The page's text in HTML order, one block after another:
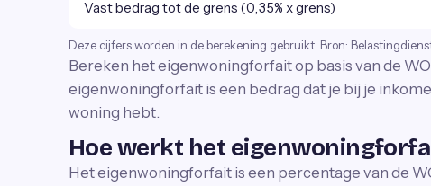
Vast bedrag tot de grens (0,35% x grens)
Deze cijfers worden in de berekening gebruikt. Bron:
Bereken het eigenwoningforfait op basis van de
eigenwoningforfait is een bedrag dat je bij je
woning hebt.
Hoe werkt het
Het eigenwoningforfait is een percentage van de